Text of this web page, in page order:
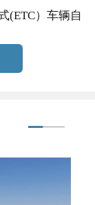
(ETC）车辆自
数机器